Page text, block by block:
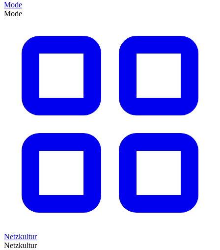
Mode
Mode
Netzkultur
Netzkultur